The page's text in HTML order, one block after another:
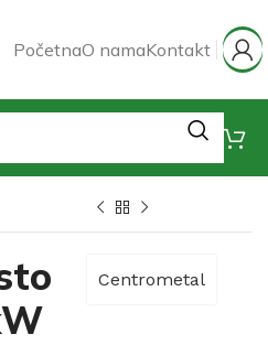
PočetnaO namaKontakt
Centrometal